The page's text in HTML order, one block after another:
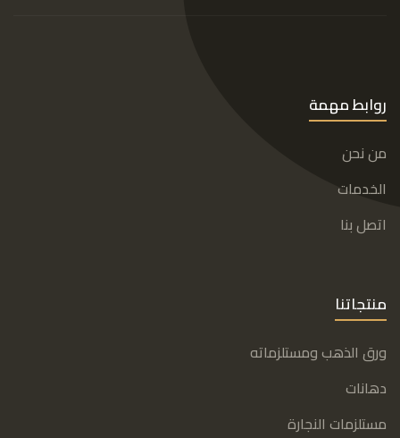
روابط مهمة
من نحن
الخدمات
اتصل بنا
منتجاتنا
ورق الذهب ومستلزماته
دهانات
مستلزمات النجارة